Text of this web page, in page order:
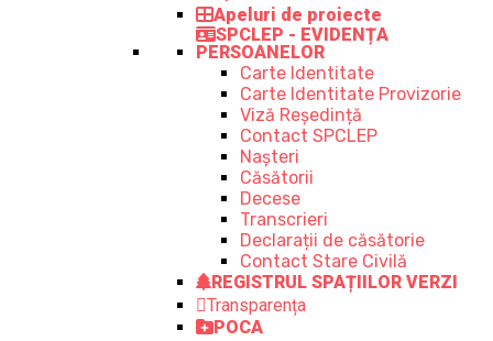
Apeluri de proiecte
SPCLEP - EVIDENȚA
PERSOANELOR
Carte Identitate
Carte Identitate Provizorie
Viză Reședință
Contact SPCLEP
Nașteri
Căsătorii
Decese
Transcrieri
Declarații de căsătorie
Contact Stare Civilă
REGISTRUL SPAȚIILOR VERZI
Transparența
POCA